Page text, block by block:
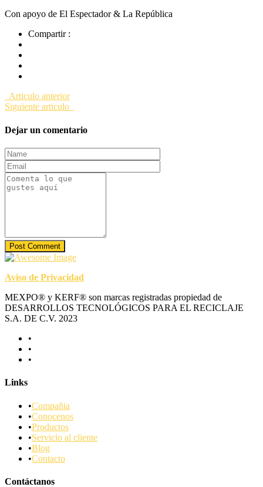
Con apoyo de El Espectador & La República
Compartir :
Articulo anterior
Siguiente articulo
Dejar un comentario
Post Comment
Aviso de Privacidad
MEXPO® y KERF® son marcas registradas propiedad de
DESARROLLOS TECNOLÓGICOS PARA EL RECICLAJE
S.A. DE C.V. 2023
Links
Compañia
Conocenos
Productos
Servicio al cliente
Blog
Contacto
Contáctanos